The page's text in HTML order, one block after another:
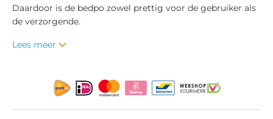
Daardoor is de bedpo zowel prettig voor de gebruiker als
de verzorgende.
Lees meer